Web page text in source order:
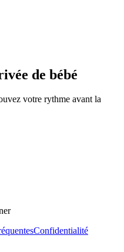
de bébé
votre rythme avant la
Confidentialité